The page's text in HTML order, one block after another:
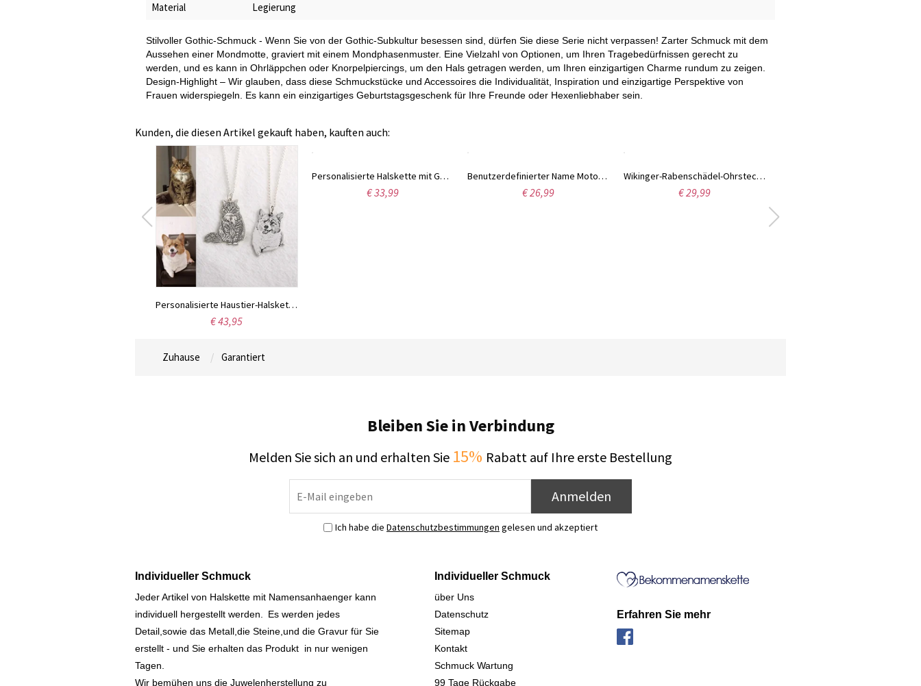
Material
Legierung
Stilvoller Gothic-Schmuck - Wenn Sie von der Gothic-Subkultur besessen sind, dürfen Sie diese Serie nicht verpassen! Zarter Schmuck mit dem
Aussehen einer Mondmotte, graviert mit einem Mondphasenmuster. Eine Vielzahl von Optionen, um Ihren Tragebedürfnissen gerecht zu
werden, und es kann in Ohrläppchen oder Knorpelpiercings, um den Hals getragen werden, um Ihren einzigartigen Charme rundum zu zeigen.
Design-Highlight – Wir glauben, dass diese Schmuckstücke und Accessoires die Individualität, Inspiration und einzigartige Perspektive von
Frauen widerspiegeln. Es kann ein einzigartiges Geburtstagsgeschenk für Ihre Freunde oder Hexenliebhaber sein.
Kunden, die diesen Artikel gekauft haben, kauften auch:
Personalisierte Haustier-Halskette, Fotogravur und Textgravur
€ 43,95
Personalisierte Halskette mit Geburtsstein-Anhänger, Geschenk für Frauen, Ehefrau, Mutter, Freundin, Tochter, Freundin
€ 33,99
Benutzerdefinierter Name Motorradhelm Schlüsselanhänger, personalisierter Biker Schlüsselanhänger mit Monogramm, Geburtstags-/Vatertagsgeschenk für Biker/Motorradfahrer/Freund/Männer/Vater
€ 26,99
Wikinger-Rabenschädel-Ohrstecker mit keltischem Knoten, Vintage-Schmuck, Thors Hammer-Ohrstecker, Wolfskopf-Ohrstecker für Männer/Frauen
€ 29,99
Zuhause Garantiert
Bleiben Sie in Verbindung
Melden Sie sich an und erhalten Sie 15% Rabatt auf Ihre erste Bestellung
Anmelden
Ich habe die Datenschutzbestimmungen gelesen und akzeptiert
Individueller Schmuck
Jeder Artikel von Halskette mit Namensanhaenger kann
individuell hergestellt werden.
Es werden jedes
Detail,sowie das Metall,die Steine,und die Gravur für Sie
erstellt - und Sie erhalten das Produkt in nur wenigen
Tagen.
Wir bemühen uns die Juwelenherstellung zu
Individueller Schmuck
über Uns
Datenschutz
Sitemap
Kontakt
Schmuck Wartung
99 Tage Rückgabe
Erfahren Sie mehr